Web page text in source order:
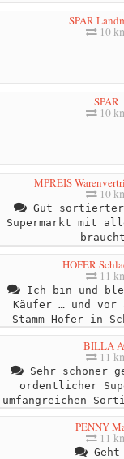
SPAR
10
SPAR
10
MPREIS
10
Gut sortierter,
Supermarkt mit
HOFER
11
Ich bin und
Käufer … und vor
Stamm-Hofer in
BILLA
11
Sehr schöner
ordentlicher
umfangreichen
PENNY
11
Geht